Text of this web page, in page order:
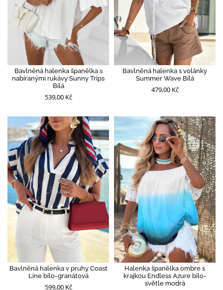
Bavlněná halenka španělka s
nabíranými rukávy Sunny Trips
Bílá
539,00 Kč
Bavlněná halenka s volánky
Summer Wave Bílá
479,00 Kč
Bavlněná halenka v pruhy Coast
Line bílo-granátová
599,00 Kč
Halenka španělka ombre s
krajkou Endless Azure bílo-
světle modrá